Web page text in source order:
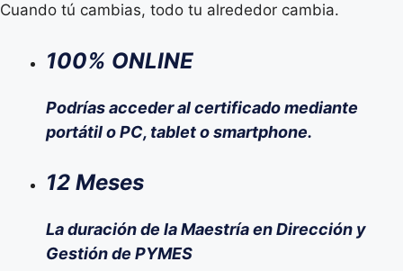
Cuando tú cambias, todo tu alrededor cambia.
100% ONLINE
Podrías acceder al certificado mediante
portátil o PC, tablet o smartphone.
12 Meses
La duración de la Maestría en Dirección y
Gestión de PYMES